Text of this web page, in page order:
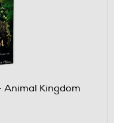
Animal Kingdom